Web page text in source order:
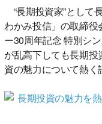
“長期投資家”として
わかみ投信」の取締
ー30周年記念 特別シ
が乱高下しても長期
資の魅力について熱く